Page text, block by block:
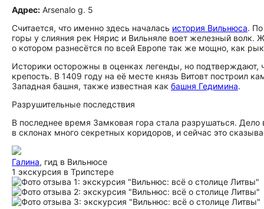
Адрес: Arsenalo g. 5
Считается, что именно здесь началась история Вильнюса.
горы у слияния рек Нярис и Вильняле воет железный волк.
о котором разнесётся по всей Европе так же мощно, как
Историки осторожны в оценках легенды, но подтверждают,
крепость. В 1409 году на её месте князь Витовт построил
Западная башня, также известная как башня Гедимина.
Разрушительные последствия
В последнее время Замковая гора стала разрушаться.
в склонах много секретных коридоров, и сейчас это
Галина, гид в Вильнюсе
1 экскурсия в Трипстере